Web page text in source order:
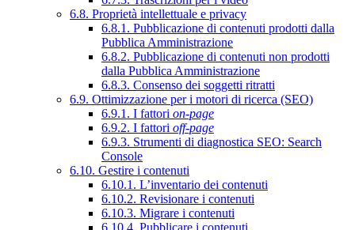
6.8. Proprietà intellettuale e privacy
6.8.1. Pubblicazione di contenuti prodotti dalla
Pubblica Amministrazione
6.8.2. Pubblicazione di contenuti non prodotti
dalla Pubblica Amministrazione
6.8.3. Consenso dei soggetti ritratti
6.9. Ottimizzazione per i motori di ricerca (SEO)
6.9.1. I fattori on-page
6.9.2. I fattori off-page
6.9.3. Strumenti di diagnostica SEO: Search
Console
6.10. Gestire i contenuti
6.10.1. L’inventario dei contenuti
6.10.2. Revisionare i contenuti
6.10.3. Migrare i contenuti
6.10.4. Pubblicare i contenuti